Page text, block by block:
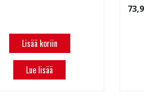
Lisää koriin
Lue lisää